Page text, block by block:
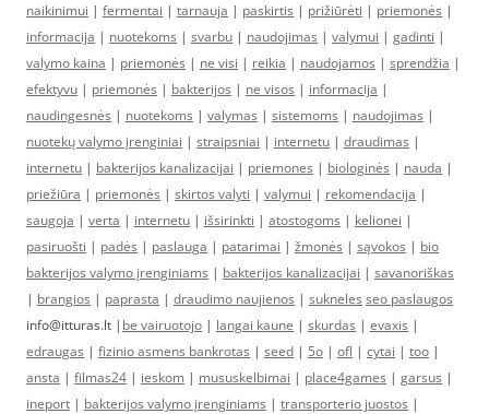
naikinimui | fermentai | tarnauja | paskirtis | prižiūrėti | priemonės |
informacija | nuotekoms | svarbu | naudojimas | valymui | gadinti |
valymo kaina | priemonės | ne visi | reikia | naudojamos | sprendžia |
efektyvu | priemonės | bakterijos | ne visos | informacija |
naudingesnės | nuotekoms | valymas | sistemoms | naudojimas |
nuotekų valymo įrenginiai | straipsniai | internetu | draudimas |
internetu | bakterijos kanalizacijai | priemones | biologinės | nauda |
priežiūra | priemonės | skirtos valyti | valymui | rekomendacija |
saugoja | verta | internetu | išsirinkti | atostogoms | kelionei |
pasiruošti | padės | paslauga | patarimai | žmonės | sąvokos | bio
bakterijos valymo įrenginiams | bakterijos kanalizacijai | savanoriškas
| brangios | paprasta | draudimo naujienos | sukneles seo paslaugos
info@itturas.lt | be vairuotojo | langai kaune | skurdas | evaxis |
edraugas | fizinio asmens bankrotas | seed | 5o | ofl | cytai | too |
ansta | filmas24 | ieskom | mususkelbimai | place4games | garsus |
ineport | bakterijos valymo įrenginiams | transporterio juostos |